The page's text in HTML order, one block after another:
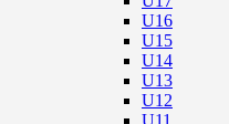
U16
U15
U14
U13
U12
U11